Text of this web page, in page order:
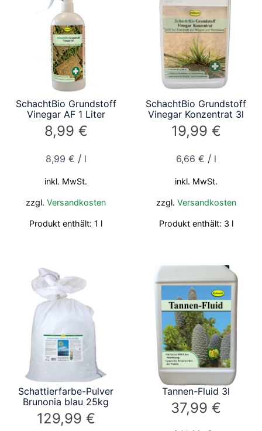
SchachtBio Grundstoff
Vinegar AF 1 Liter
8,99 €
8,99 € / l
inkl. MwSt.
zzgl.Versandkosten
Produkt enthält: 1 l
SchachtBio Grundstoff
Vinegar Konzentrat 3l
19,99 €
6,66 € / l
inkl. MwSt.
zzgl. Versandkosten
Produkt enthält: 3 l
Schattierfarbe-Pulver
Brunonia blau 25kg
129,99 €
Tannen-Fluid 3l
37,99€